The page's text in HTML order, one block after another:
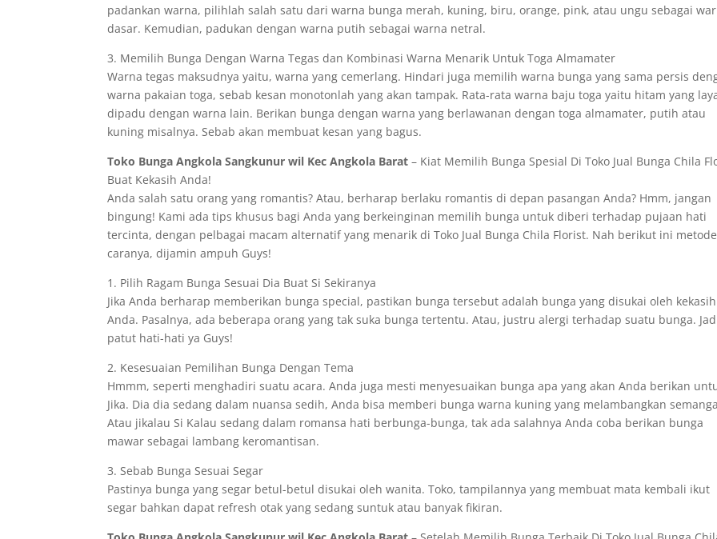
padankan warna, pilihlah salah satu dari warna bunga merah, kuning, biru, orange, pink, atau ungu sebagai
dasar. Kemudian, padukan dengan warna putih sebagai warna netral.
3. Memilih Bunga Dengan Warna Tegas dan Kombinasi Warna Menarik Untuk Toga Almamater
Warna tegas maksudnya yaitu, warna yang cemerlang. Hindari juga memilih warna bunga yang sama persis
warna pakaian toga, sebab kesan monotonlah yang akan tampak. Rata-rata warna baju toga yaitu hitam yang
dipadu dengan warna lain. Berikan bunga dengan warna yang berlawanan dengan toga almamater, putih atau
kuning misalnya. Sebab akan membuat kesan yang bagus.
Toko Bunga Angkola Sangkunur wil Kec Angkola Barat – Kiat Memilih Bunga Spesial Di Toko Jual Bunga Chila
Buat Kekasih Anda!
Anda salah satu orang yang romantis? Atau, berharap berlaku romantis di depan pasangan Anda? Hmm, jangan
bingung! Kami ada tips khusus bagi Anda yang berkeinginan memilih bunga untuk diberi terhadap pujaan hati
tercinta, dengan pelbagai macam alternatif yang menarik di Toko Jual Bunga Chila Florist. Nah berikut ini
caranya, dijamin ampuh Guys!
1. Pilih Ragam Bunga Sesuai Dia Buat Si Sekiranya
Jika Anda berharap memberikan bunga special, pastikan bunga tersebut adalah bunga yang disukai oleh kekasih
Anda. Pasalnya, ada beberapa orang yang tak suka bunga tertentu. Atau, justru alergi terhadap suatu bunga.
patut hati-hati ya Guys!
2. Kesesuaian Pemilihan Bunga Dengan Tema
Hmmm, seperti menghadiri suatu acara. Anda juga mesti menyesuaikan bunga apa yang akan Anda berikan
Jika. Dia dia sedang dalam nuansa sedih, Anda bisa memberi bunga warna kuning yang melambangkan
Atau jikalau Si Kalau sedang dalam romansa hati berbunga-bunga, tak ada salahnya Anda coba berikan bunga
mawar sebagai lambang keromantisan.
3. Sebab Bunga Sesuai Segar
Pastinya bunga yang segar betul-betul disukai oleh wanita. Toko, tampilannya yang membuat mata kembali ikut
segar bahkan dapat refresh otak yang sedang suntuk atau banyak fikiran.